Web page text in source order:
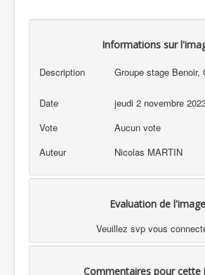
Informations sur
Description Groupe stage Benoir,
Date
jeudi 2 novembre
Vote
Aucun vote
Auteur
Nicolas MARTIN
Evaluation de l'image
Veuillez svp vous
Commentaires pour cette